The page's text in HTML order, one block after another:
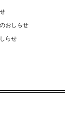
おしらせ
らせ